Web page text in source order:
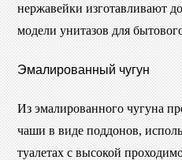
нержавейки изготавливают
модели унитазов для
Эмалированный чугун
Из эмалированного чугуна
чаши в виде поддонов,
туалетах с высокой